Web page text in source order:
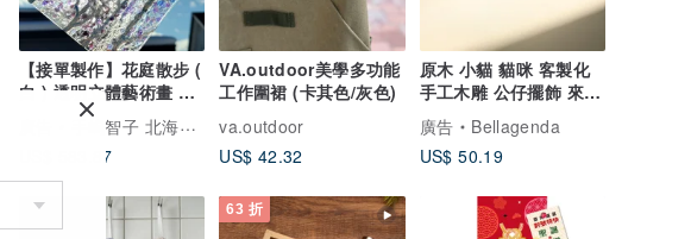
【接單製作】花庭散步 (
白 ) 透明立體藝術畫 影
繪居家裝飾手嶋智子 北海道彩虹畫家
US$ 583.87
VA.outdoor美學多功能
工作圍裙 (卡其色/灰色)
va.outdoor
US$ 42.32
原木 小貓 貓咪 客製化
手工木雕 公仔擺飾 來圖
訂製 底座刻名
廣告
Bellagenda
US$ 50.19
63 折